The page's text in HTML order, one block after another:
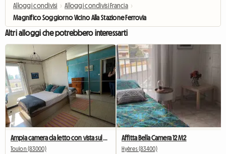
Alloggi condivisi › Alloggi condivisi Francia ›
Magnifico Soggiorno Vicino Alla Stazione Ferroviaria E Al Centro
Altri alloggi che potrebbero interessarti
Toulon (83000)
Affitta Bella Camera 12 M2
Hyères (83400)